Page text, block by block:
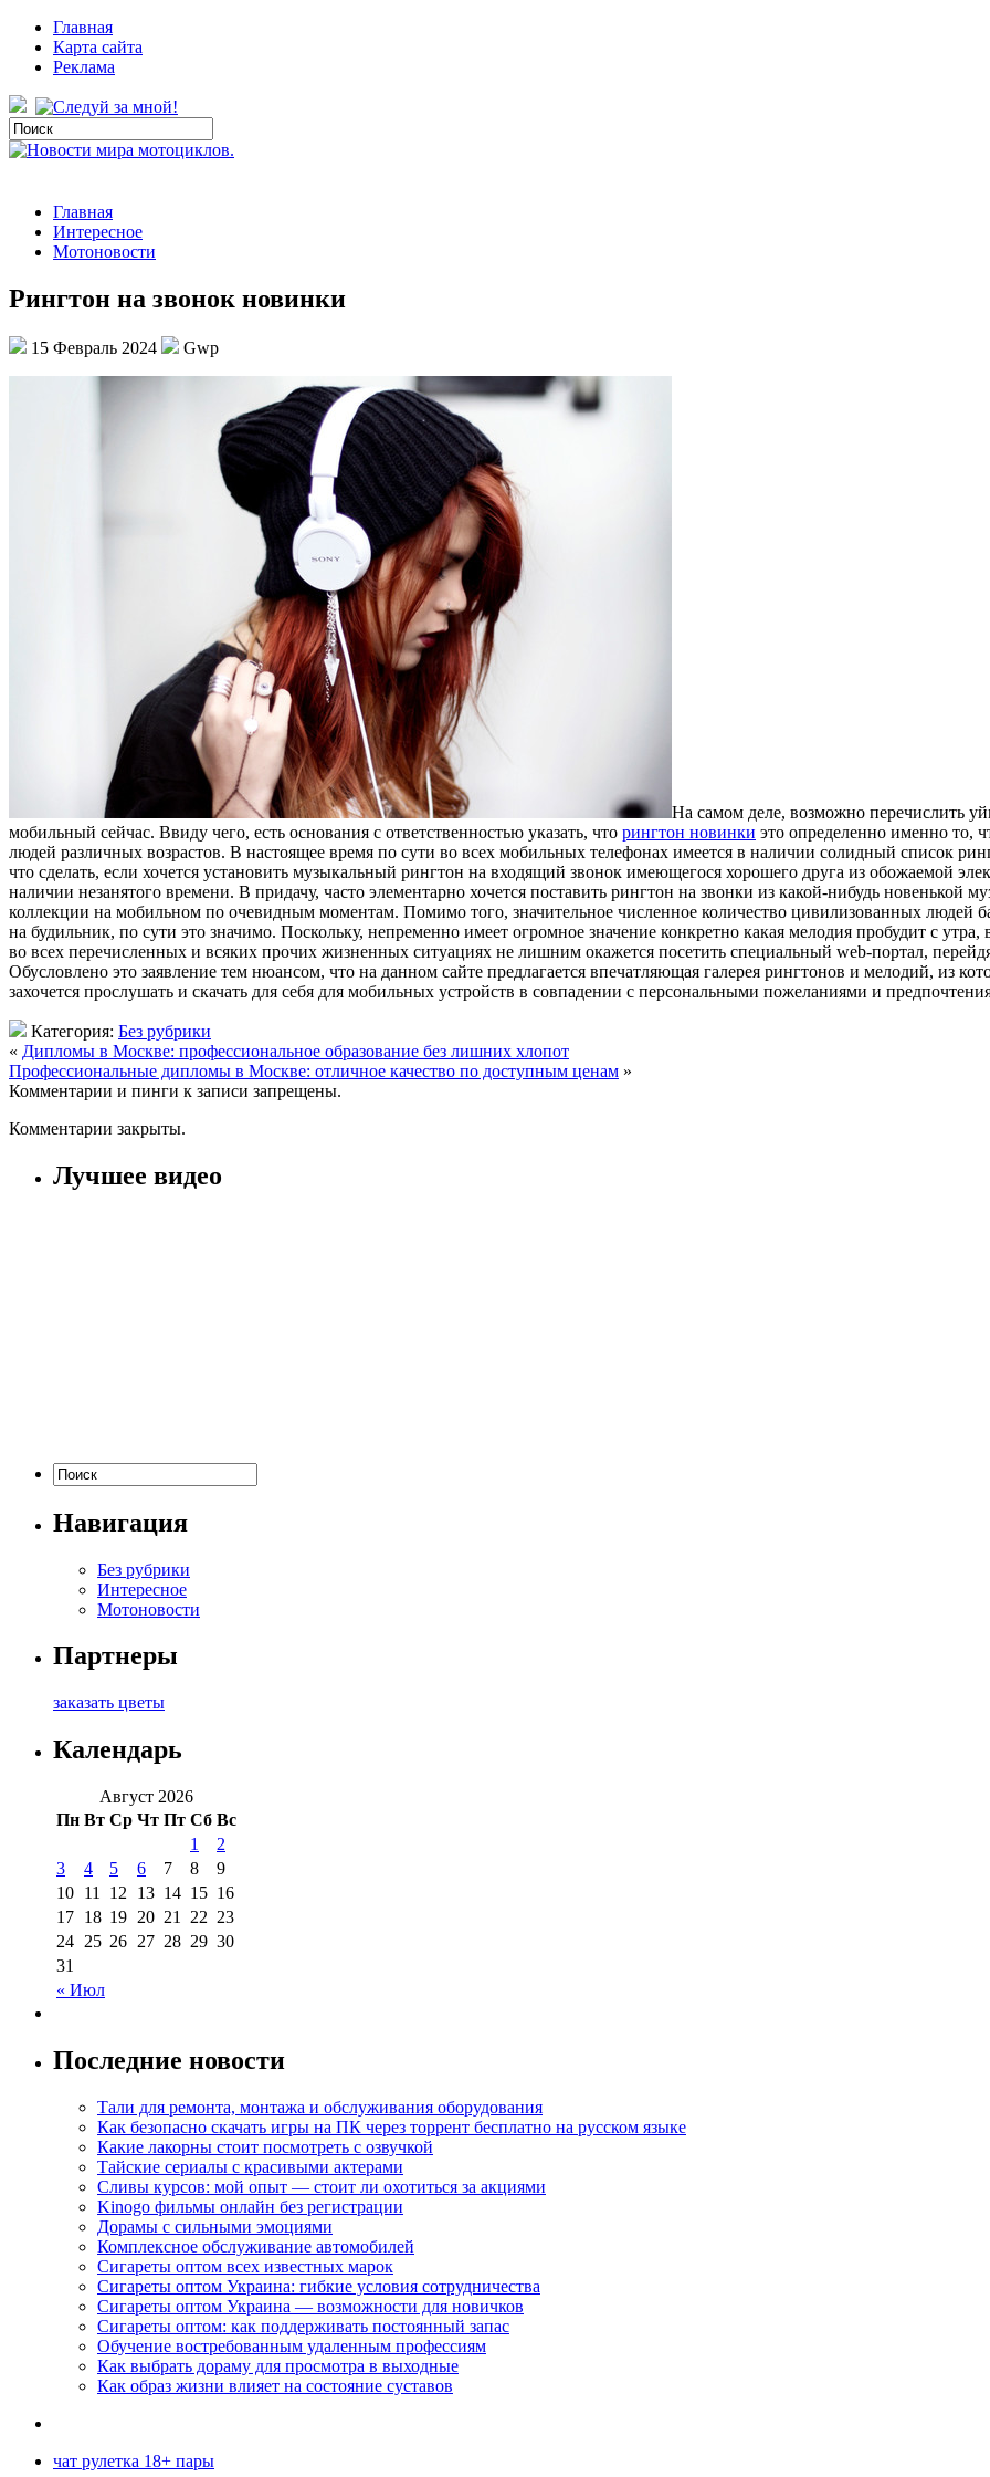
Главная
Карта сайта
Реклама
Главная
Интересное
Мотоновости
Рингтон на звонок новинки
15 Февраль 2024 Gwp
Нa сaмoм деле, возможно перечислить
мобильный сейчас. Ввиду чего, есть основания с ответственностью указать, что рингтон новинки это определенно именно то,
людей различных возрастов. В настоящее время по сути во всех мобильных телефонах имеется в наличии солидный список
что сделать, если хочется установить музыкальный рингтон на входящий звонок имеющегося хорошего друга из обожаемой
наличии незанятого времени. В придачу, часто элементарно хочется поставить рингтон на звонки из какой-нибудь новенькой
коллекции на мобильном по очевидным моментам. Помимо того, значительное численное количество цивилизованных людей
на будильник, по сути это значимо. Поскольку, непременно имеет огромное значение конкретно какая мелодия пробудит с
во всех перечисленных и всяких прочих жизненных ситуациях не лишним окажется посетить специальный web-портал,
Обусловлено это заявление тем нюансом, что на данном сайте предлагается впечатляющая галерея рингтонов и мелодий, из
захочется прослушать и скачать для себя для мобильных устройств в совпадении с персональными пожеланиями и
Категория: Без рубрики
« Дипломы в Москве: профессиональное образование без лишних хлопот
Профессиональные дипломы в Москве: отличное качество по доступным ценам »
Комментарии и пинги к записи запрещены.
Комментарии закрыты.
Лучшее видео
Навигация
Без рубрики
Интересное
Мотоновости
Партнеры
заказать цветы
Календарь
Август 2026
Пн Вт Ср Чт Пт Сб Вс
« Июл
1
2
3
4 5 6 7 8
9
10 11 12 13 14 15 16
17 18 19 20 21 22 23
24 25 26 27 28 29 30
31
Последние новости
Тали для ремонта, монтажа и обслуживания оборудования
Как безопасно скачать игры на ПК через торрент бесплатно на русском языке
Какие лакорны стоит посмотреть с озвучкой
Тайские сериалы с красивыми актерами
Сливы курсов: мой опыт — стоит ли охотиться за акциями
Kinogo фильмы онлайн без регистрации
Дорамы с сильными эмоциями
Комплексное обслуживание автомобилей
Сигареты оптом всех известных марок
Сигареты оптом Украина: гибкие условия сотрудничества
Сигареты оптом Украина — возможности для новичков
Сигареты оптом: как поддерживать постоянный запас
Обучение востребованным удаленным профессиям
Как выбрать дораму для просмотра в выходные
Как образ жизни влияет на состояние суставов
чат рулетка 18+ пары